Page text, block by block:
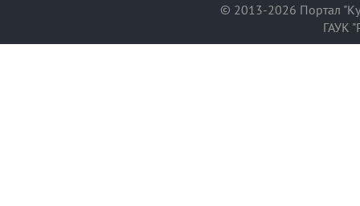
© 2013-2026 Портал
ГАУК